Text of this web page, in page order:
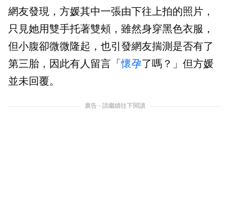
網友發現，方媛其中一張由下往上拍的照片，
只見她用雙手托著雙頰，雖然身穿黑色衣服，
但小腹卻微微隆起，也引發網友揣測是否有了
第三胎，因此有人留言「懷孕了嗎？」但方媛
並未回覆。
廣告 - 請繼續往下閱讀